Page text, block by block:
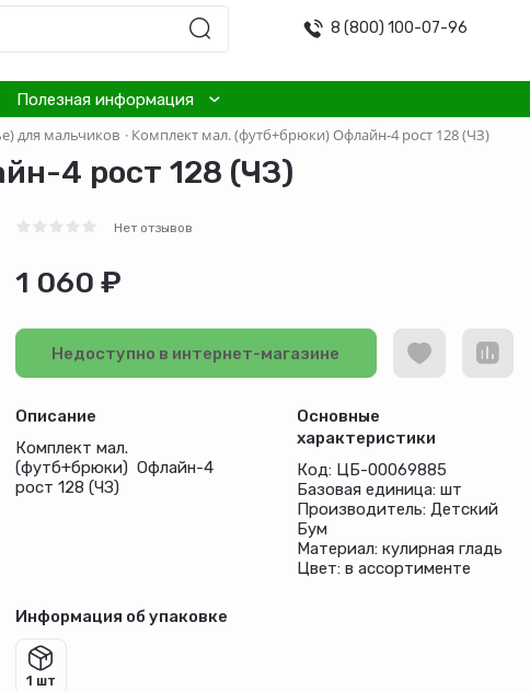
8 (800) 100-07-96
Полезная информация
для мальчиков · Комплект мал. (футб+брюки) Офлайн-4 рост 128 (ЧЗ)
4 рост 128 (ЧЗ)
Нет отзывов
1 060 ₽
Недоступно в интернет-магазине
Описание
Комплект мал.
(футб+брюки) Офлайн-4
рост 128 (ЧЗ)
Основные
характеристики
Код: ЦБ-00069885
Базовая единица: шт
Производитель: Детский
Бум
Материал: кулирная гладь
Цвет: в ассортименте
Информация об упаковке
1 шт